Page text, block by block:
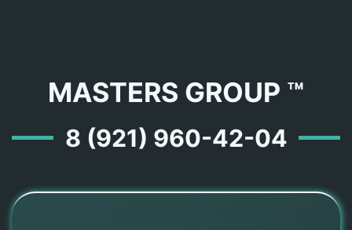
MASTERS GROUP ™
8 (921) 960-42-04